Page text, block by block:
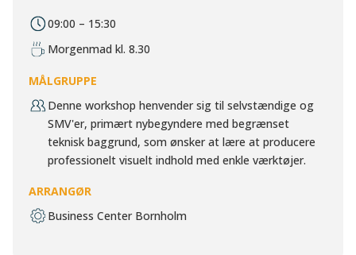
09:00 – 15:30
Morgenmad kl. 8.30
MÅLGRUPPE
Denne workshop henvender sig til selvstændige og
SMV'er, primært nybegyndere med begrænset
teknisk baggrund, som ønsker at lære at producere
professionelt visuelt indhold med enkle værktøjer.
ARRANGØR
Business Center Bornholm